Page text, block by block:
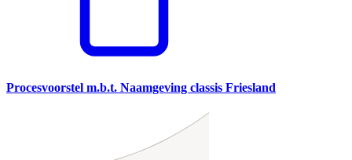
Procesvoorstel m.b.t. Naamgeving classis Friesland